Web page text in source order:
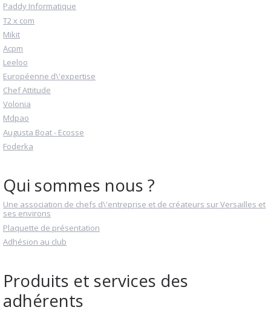
Paddy Informatique
T2 x com
Mikit
Acpm
Leeloo
Européenne d\'expertise
Chef Attitude
Volonia
Mdpao
Augusta Boat - Ecosse
Foderka
Qui sommes nous ?
Une association de chefs d\'entreprise et de créateurs sur Versailles et
ses environs
Plaquette de présentation
Adhésion au club
Produits et services des
adhérents